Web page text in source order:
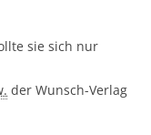
sie sich nur
der Wunsch-Verlag